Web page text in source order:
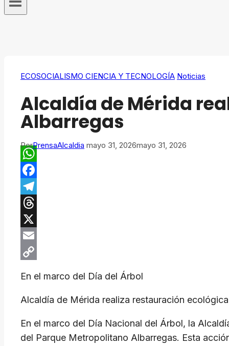
ECOSOCIALISMO CIENCIA Y TECNOLOGÍA Noticias
Alcaldía de Mérida
Albarregas
PorPrensaAlcaldia mayo 31, 2026mayo 31, 2026
WhatsApp
Facebook
Telegram
Threads
X
Email
En el marco del Día del Árbol
Alcaldía de Mérida realiza restauración
​En el marco del Día Nacional del Árbol, la
del Parque Metropolitano Albarregas. Esta